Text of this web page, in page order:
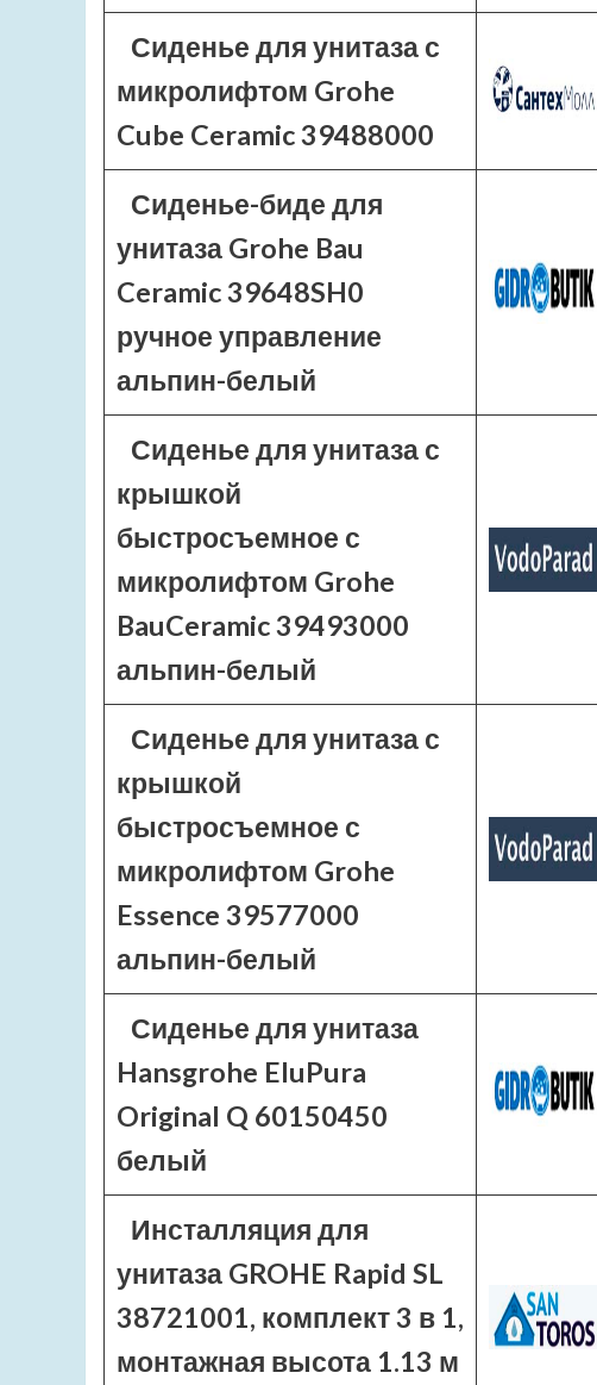
Сиденье для унитаза с
микролифтом Grohe
Cube Ceramic 39488000
Сиденье-биде для
унитаза Grohe Bau
Ceramic 39648SH0
ручное управление
альпин-белый
Сиденье для унитаза с
крышкой
быстросъемное с
микролифтом Grohe
BauCeramic 39493000
альпин-белый
Сиденье для унитаза с
крышкой
быстросъемное с
микролифтом Grohe
Essence 39577000
альпин-белый
Сиденье для унитаза
Hansgrohe EluPura
Original Q 60150450
белый
Инсталляция для
унитаза GROHE Rapid SL
38721001, комплект 3 в 1,
монтажная высота 1.13 м